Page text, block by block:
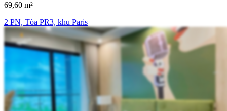
69,60 m²
2 PN, Tòa PR3, khu Paris